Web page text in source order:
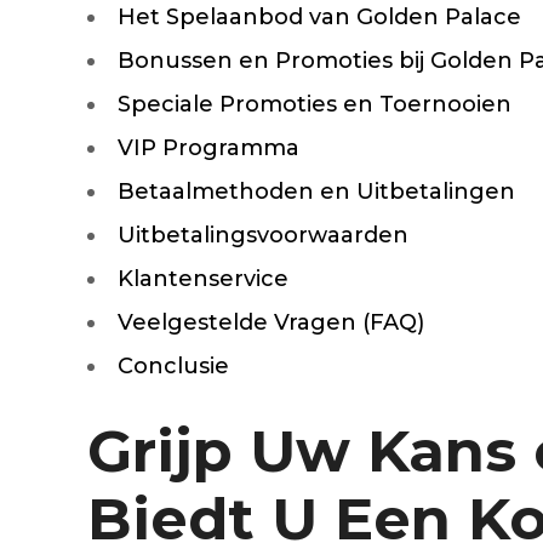
Pattes
Tampon
Chaine
Het Spelaanbod van Golden Palace
Bonussen en Promoties bij Golden
Speciale Promoties en Toernooien
VIP Programma
Betaalmethoden en Uitbetalingen
Uitbetalingsvoorwaarden
Klantenservice
Veelgestelde Vragen (FAQ)
Conclusie
Grijp Uw
Biedt U Een